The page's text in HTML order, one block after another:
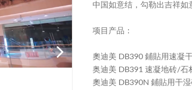
中国如意结，勾勒出吉祥如
项目产品：
奧迪美 DB390 鋪貼用速凝
奥迪美 DB391 速凝地砖/石
奧迪美 DB390N 鋪貼用干